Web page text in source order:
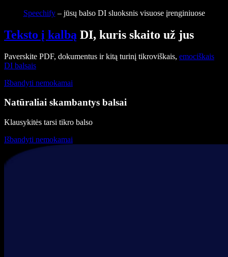
Speechify– jūsų balso DI sluoksnis visuose įrenginiuose
Teksto į kalbą DI, kuris skaito už jus
Paverskite PDF, dokumentus ir kitą turinį tikroviškais, emociškais
DI balsais
Išbandyti nemokamai
Natūraliai skambantys balsai
Klausykitės tarsi tikro balso
Išbandyti nemokamai